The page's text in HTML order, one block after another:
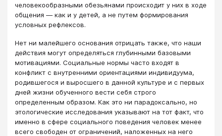
человекообразными обезьянами происходит у них в ходе
общения — как и у детей, а не путем формирования
условных рефлексов.
Нет ни малейшего основания отрицать также, что наши
действия могут определяться глубинными базовыми
мотивациями. Социальные нормы часто входят в
конфликт с внутренними ориентациями индивидуума,
родившегося и выросшего в данной культуре и с первых
дней жизни обученного вести себя строго
определенным образом. Как это ни парадоксально, но
этологические исследования указывают на тот факт, что
именно в сфере социального поведения человек менее
всего свободен от ограничений, наложенных на него